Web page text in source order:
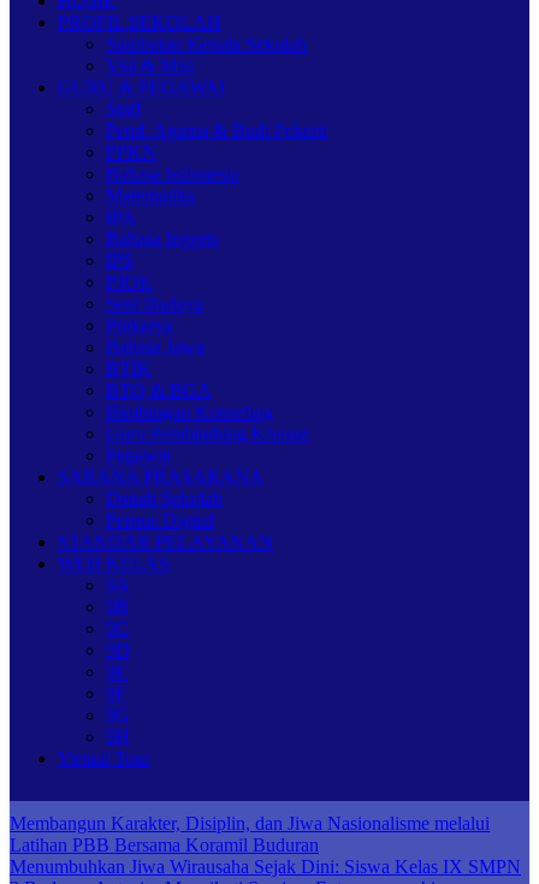
PROFIL SEKOLAH
Sambutan Kepala Sekolah
Visi & Misi
GURU & PEGAWAI
Staff
Pend. Agama & Budi Pekerti
PPKN
Bahasa Indonesia
Matematika
IPA
Bahasa Inggris
IPS
PJOK
Seni Budaya
Prakarya
Bahasa Jawa
BTIK
BTQ & BGA
Bimbingan Konseling
Guru Pembimbing Khusus
Pegawai
SARANA PRASARANA
Denah Sekolah
Perpus Digital
STANDAR PELAYANAN
WEB KELAS
9A
9B
9C
9D
9E
9F
9G
9H
Virtual Tour
Membangun Karakter, Disiplin, dan Jiwa Nasionalisme melalui
Latihan PBB Bersama Koramil Buduran
Menumbuhkan Jiwa Wirausaha Sejak Dini: Siswa Kelas IX SMPN